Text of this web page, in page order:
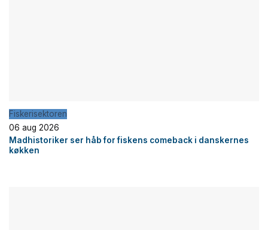
Fiskerisektoren
06 aug 2026
Madhistoriker ser håb for fiskens comeback i danskernes
køkken